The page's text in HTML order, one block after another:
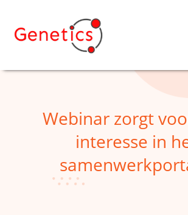
Webinar zorgt
interesse in